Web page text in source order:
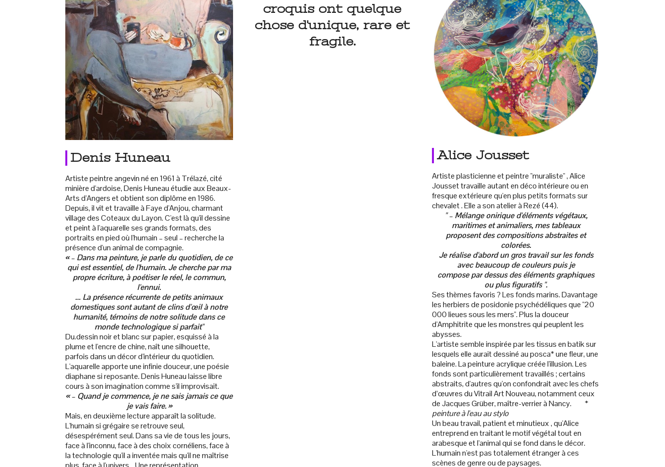
Denis Huneau
Artiste peintre angevin né en 1961 à Trélazé, cité
minière d'ardoise, Denis Huneau étudie aux Beaux-
Arts d'Angers et obtient son diplôme en 1986.
Depuis, il vit et travaille à Faye d'Anjou, charmant
village des Coteaux du Layon. C'est là qu'il dessine
et peint à l'aquarelle ses grands formats, des
portraits en pied où l'humain – seul – recherche la
présence d'un animal de compagnie.
« – Dans ma peinture, je parle du quotidien, de ce
qui est essentiel, de l'humain. Je cherche par ma
propre écriture, à poétiser le réel, le commun,
l'ennui.
… La présence récurrente de petits animaux
domestiques sont autant de clins d’œil à notre
humanité, témoins de notre solitude dans ce
monde technologique si parfait"
Du.dessin noir et blanc sur papier, esquissé à la
plume et l'encre de chine, naît une silhouette,
parfois dans un décor d'intérieur du quotidien.
L'aquarelle apporte une infinie douceur, une poésie
diaphane si reposante. Denis Huneau laisse libre
cours à son imagination comme s'il improvisait.
« – Quand je commence, je ne sais jamais ce que
je vais faire. »
Mais, en deuxième lecture apparaît la solitude.
L'humain si grégaire se retrouve seul,
désespérément seul. Dans sa vie de tous les jours,
face à l'inconnu, face à des choix cornéliens, face à
la technologie qu'il a inventée mais qu'il ne maîtrise
croquis ont quelque
chose d'unique, rare et
fragile.
Alice Jousset
Artiste plasticienne et peintre "muraliste" , Alice
Jousset travaille autant en déco intérieure ou en
fresque extérieure qu'en plus petits formats sur
chevalet . Elle a son atelier à Rezé (44).
" – Mélange onirique d'éléments végétaux,
maritimes et animaliers, mes tableaux
proposent des compositions abstraites et
colorées.
Je réalise d'abord un gros travail sur les fonds
avec beaucoup de couleurs puis je
compose par dessus des éléments graphiques
ou plus figuratifs ".
Ses thèmes favoris ? Les fonds marins. Davantage
les herbiers de posidonie psychédéliques que "20
000 lieues sous les mers". Plus la douceur
d'Amphitrite que les monstres qui peuplent les
abysses.
L'artiste semble inspirée par les tissus en batik sur
lesquels elle aurait dessiné au posca* une fleur, une
baleine. La peinture acrylique créée l'illusion. Les
fonds sont particulièrement travaillés ; certains
abstraits, d'autres qu'on confondrait avec les chefs
d’œuvres du Vitrail Art Nouveau, notamment ceux
de Jacques Grüber, maître-verrier à Nancy. *
peinture à l'eau au stylo
Un beau travail, patient et minutieux , qu'Alice
entreprend en traitant le motif végétal tout en
arabesque et l'animal qui se fond dans le décor.
L'humain n'est pas totalement étranger à ces
scènes de genre ou de paysages.